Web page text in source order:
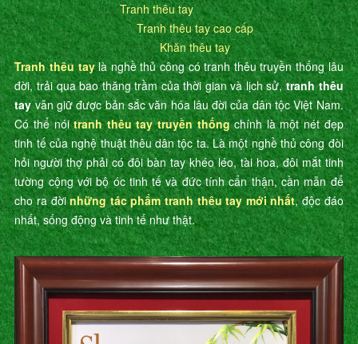
Tranh thêu tay
Tranh thêu tay cao cấp
Khăn thêu tay
Tranh thêu taylà nghề thủ công có tranh thêu truyền thống lâu
đời, trải qua bao thăng trầm của thời gian và lịch sử,tranh thêu
tayvẫn giữ được bản sắc văn hóa lâu đời của dân tộc Việt Nam.
Có thể nóitranh thêu tay truyền thốngchính là một nét đẹp
tinh tế của nghệ thuật thêu dân tộc ta. Là một nghề thủ công đòi
hỏi người thợ phải có đôi bàn tay khéo léo, tài hoa, đôi mắt tinh
tường cộng với bộ óc tinh tế và đức tính cẩn thận, cần mẫn để
cho ra đờinhững tác phẩm tranh thêu tay mới nhất, độc đáo
nhất, sống động và tinh tế như thật.